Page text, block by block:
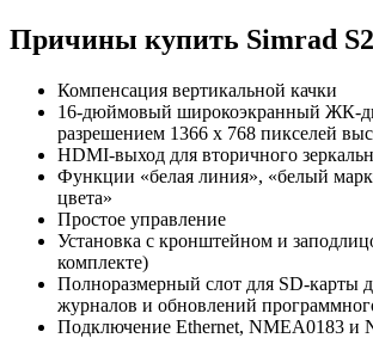
Причины купить Simrad
Компенсация вертикальной качки
16-дюймовый широкоэкранный ЖК-
разрешением 1366 x 768 пикселей
HDMI-выход для вторичного
Функции «белая линия», «белый
цвета»
Простое управление
Установка с кронштейном и
комплекте)
Полноразмерный слот для SD-карты
журналов и обновлений
Подключение Ethernet, NMEA0183 и